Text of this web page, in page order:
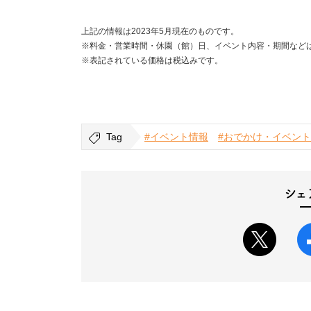
上記の情報は2023年5月現在のものです。
※料金・営業時間・休園（館）日、イベント内容・期間など
※表記されている価格は税込みです。
Tag #イベント情報 #おでかけ・イベント
シェ